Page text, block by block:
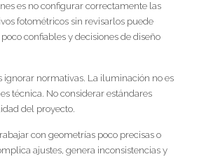
es no configurar correctamente las
fotométricos sin revisarlos puede
confiables y decisiones de diseño
ignorar normativas. La iluminación no es
técnica. No considerar estándares
del proyecto.
con geometrías poco precisas o
ajustes, genera inconsistencias y